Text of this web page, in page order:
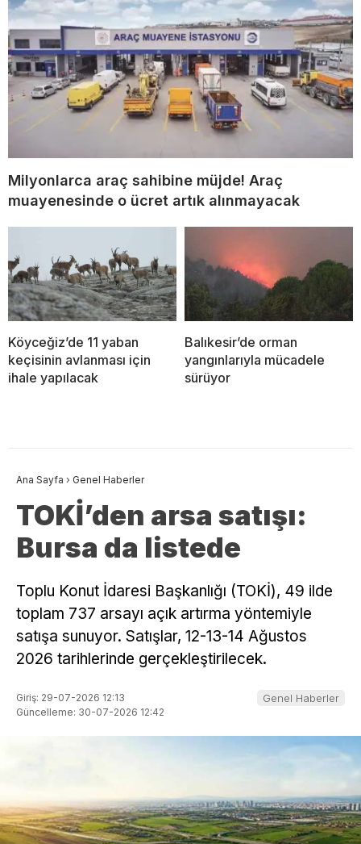
Milyonlarca araç sahibine müjde! Araç
muayenesinde o ücret artık alınmayacak
Köyceğiz’de 11 yaban
keçisinin avlanması için
ihale yapılacak
Balıkesir’de orman
yangınlarıyla mücadele
sürüyor
Ana Sayfa › Genel Haberler
TOKİ’den arsa satışı:
Bursa da listede
Toplu Konut İdaresi Başkanlığı (TOKİ), 49 ilde
toplam 737 arsayı açık artırma yöntemiyle
satışa sunuyor. Satışlar, 12-13-14 Ağustos
2026 tarihlerinde gerçekleştirilecek.
Giriş: 29-07-2026 12:13
Güncelleme: 30-07-2026 12:42
Genel Haberler